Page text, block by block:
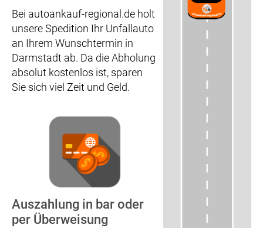
Bei autoankauf-regional.de holt
unsere Spedition Ihr Unfallauto
an Ihrem Wunschtermin in
Darmstadt ab. Da die Abholung
absolut kostenlos ist, sparen
Sie sich viel Zeit und Geld.
Auszahlung in bar oder
per Überweisung